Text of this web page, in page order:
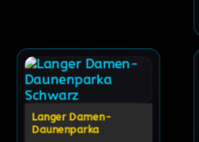
Langer Damen-
Daunenparka